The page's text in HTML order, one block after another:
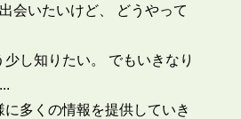
会いたいけど、 どうやって
し知りたい。 でもいきなり
多くの情報を提供していき